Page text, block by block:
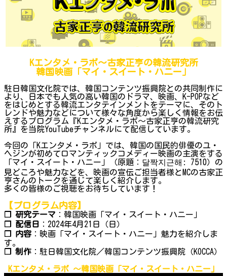
Kエンタメ・ラボ～古家正亨の韓流研究所
韓国映画「マイ・スイート・ハニー」
駐日韓国文化院では、韓国コンテンツ振興院との共同制作に
より、日本でも人気の高い韓国のドラマ、映画、K-POPなど
をはじめとする韓流エンタテインメントをテーマに、そのト
レンドや魅力などについて様々な角度から楽しく情報をお伝
えするプログラム『Kエンタメ・ラボ～古家正亨の韓流研究
所』を当院YouTubeチャンネルにて配信しています。
今回の「Kエンタメ・ラボ」では、韓国の国民的俳優のユ・
ヘジンが初めてロマンティックコメディー映画の主演をする
「マイ・スイート・ハニー」（原題：달짝지근해: 7510）の
見どころや魅力などを、映画の宣伝ご担当者様とMCの古家正
亨さんのトークを通じて楽しく紹介します。
多くの皆様のご視聴をお待ちしています！
【プログラム内容】
❐ 研究テーマ ：韓国映画「マイ・スイート・ハニー」
❐ 配信日
：2024年4月21日（日）
❐ 内容 ：映画「マイ・スイート・ハニー」魅力を紹介しま
す。
❐ 制作 ：駐日韓国文化院／韓国コンテンツ振興院（KOCCA）
Kエンタメ・ラボ ～韓国映画「マイ・スイート・ハニー」